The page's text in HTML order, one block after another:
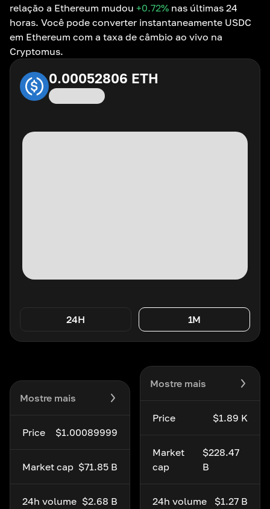
relação a Ethereum mudou +0.72% nas últimas 24
horas. Você pode converter instantaneamente USDC
em Ethereum com a taxa de câmbio ao vivo na
Cryptomus.
0.00052806 ETH
24H 1M
Mostre mais
Price $1.00089999
Market cap $71.85 B
24h volume $2.68 B
Mostre mais
Price $1.89 K
Market
cap
$228.47
B
24h volume $1.27 B